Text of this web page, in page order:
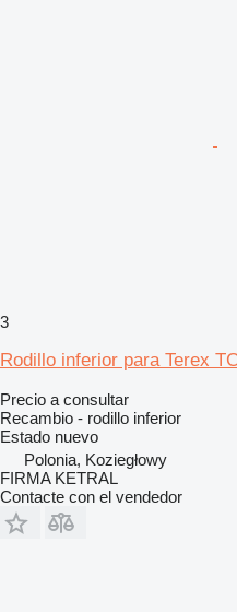
3
Rodillo inferior para Terex
Precio a consultar
Recambio - rodillo inferior
Estado nuevo
Polonia, Koziegłowy
FIRMA KETRAL
Contacte con el vendedor